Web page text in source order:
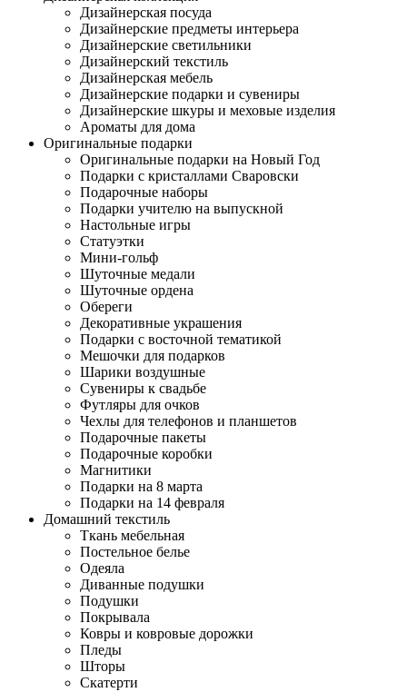
Дизайнерская посуда
Дизайнерские предметы интерьера
Дизайнерские светильники
Дизайнерский текстиль
Дизайнерская мебель
Дизайнерские подарки и сувениры
Дизайнерские шкуры и меховые изделия
Ароматы для дома
Оригинальные подарки
Оригинальные подарки на Новый Год
Подарки с кристаллами Сваровски
Подарочные наборы
Подарки учителю на выпускной
Настольные игры
Статуэтки
Мини-гольф
Шуточные медали
Шуточные ордена
Обереги
Декоративные украшения
Подарки с восточной тематикой
Мешочки для подарков
Шарики воздушные
Сувениры к свадьбе
Футляры для очков
Чехлы для телефонов и планшетов
Подарочные пакеты
Подарочные коробки
Магнитики
Подарки на 8 марта
Подарки на 14 февраля
Домашний текстиль
Ткань мебельная
Постельное белье
Одеяла
Диванные подушки
Подушки
Покрывала
Ковры и ковровые дорожки
Пледы
Шторы
Скатерти